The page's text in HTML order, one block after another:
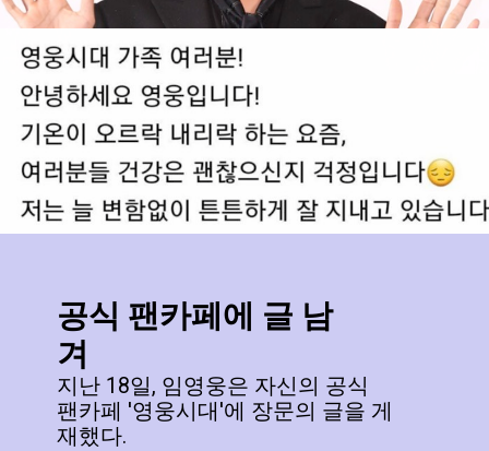
공식 팬카페에 글 남
겨
지난 18일, 임영웅은 자신의 공식
팬카페 '영웅시대'에 장문의 글을 게
재했다.